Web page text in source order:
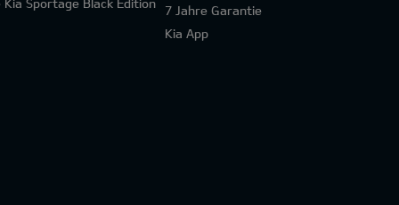
Kia Sportage Black Edition
7 Jahre Garantie
Kia App